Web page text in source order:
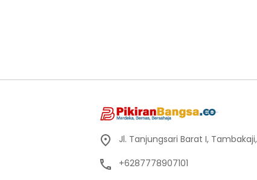
Jl. Tanjungsari Barat I,
+6287778907101